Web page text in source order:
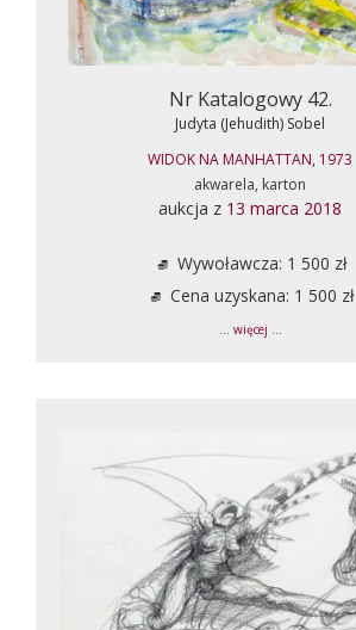
Nr Katalogowy 42.
Judyta (Jehudith) Sobel
WIDOK NA MANHATTAN, 1973
akwarela, karton
aukcja z 13 marca 2018
Wywoławcza: 1 500 zł
Cena uzyskana: 1 500 zł
... więcej ...